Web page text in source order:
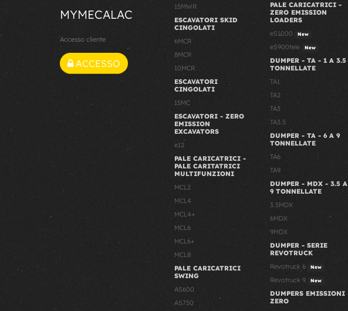
MYMECALAC
Accesso cliente
ACCESSO
15MWR
ESCAVATORI SKID
CINGOLATI
6MCR
8MCR
10MCR
ESCAVATORI
CINGOLATI
15MC
ESCAVATORI - ZERO
EMISSION
EXCAVATORS
e12
PALE CARICATRICI -
PALE CARITATRICI
MULTIFUNZIONI
MCL2
MCL4
MCL4+
MCL6
MCL6+
MCL8
PALE CARICATRICI
SWING
AS600
AS750
PALE CARICATRICI -
ZERO EMISSION
LOADERS
eS1000
New
eS900tele New
DUMPER - TA - 1 A 3.5
TONNELLATE
TA1
TA2
TA3
TA3.5
DUMPER - TA - 6 A 9
TONNELLATE
TA6
TA9
DUMPER - MDX - 3.5 A
9 TONNELLATE
3.5MDX
6MDX
9MDX
DUMPER - SERIE
REVOTRUCK
Revotruck 6
New
Revotruck 9 New
DUMPERS EMISSIONI
ZERO